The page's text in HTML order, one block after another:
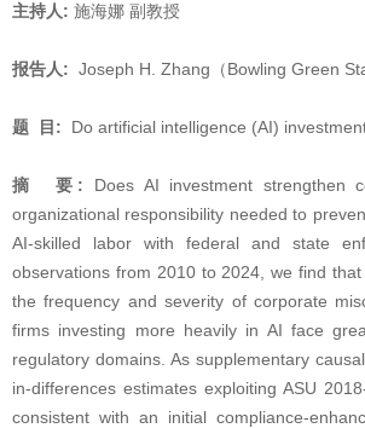
主持人: 施海娜 副教授
报告人: Joseph H. Zhang（Bowling Green
题 目: Do artificial intelligence (AI)
摘 要: Does AI investment strengthen
organizational responsibility needed to
AI-skilled labor with federal and state
observations from 2010 to 2024, we find
the frequency and severity of corporate
firms investing more heavily in AI face
regulatory domains. As supplementary
in-differences estimates exploiting ASU
consistent with an initial compliance-